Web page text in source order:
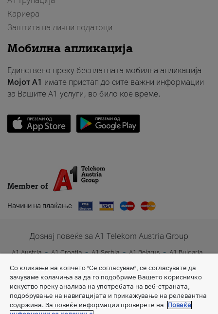
Кариера
Заштита на лични податоци
Мобилна апликација
Единствено преку бесплатната мобилна апликација
Мојот A1 имате пристап до сите важни информации
за Вашите A1 услуги, во било кое време.
Member of
Начини на плаќање
Дознај повеќе за A1 Telekom Austria Group
A1 Austria A1 Croatia A1 Serbia A1 Belarus
A1 Bulgaria
Со кликање на копчето "Се согласувам", се согласувате да
зачуваме колачиња за да го подобриме Вашето корисничко
искуство преку анализа на употребата на веб-страната,
подобрување на навигацијата и прикажување на релевантна
содржина. За повеќе информации проверете на
Повеќе